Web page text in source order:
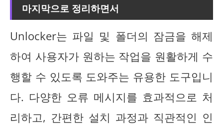
마지막으로 정리하면서
Unlocker는 파일 및 폴더의 잠금을 해제
하여 사용자가 원하는 작업을 원활하게 수
행할 수 있도록 도와주는 유용한 도구입니
다. 다양한 오류 메시지를 효과적으로 처
리하고, 간편한 설치 과정과 직관적인 인